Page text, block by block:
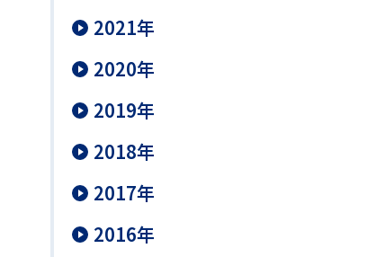
2021年
2020年
2019年
2018年
2017年
2016年